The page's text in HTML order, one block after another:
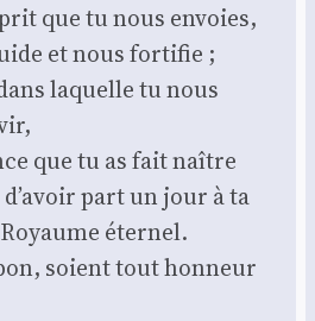
que tu nous envoies,
et nous for­ti­fie ;
laquelle tu nous
que tu as fait naître
part un jour à ta
éter­nel.
soient tout hon­neur